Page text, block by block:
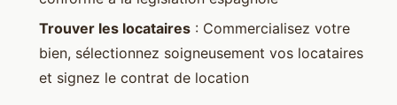
Trouver les locataires : Commercialisez votre
bien, sélectionnez soigneusement vos locataires
et signez le contrat de location